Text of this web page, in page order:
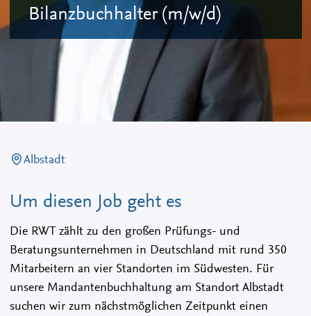
Bilanzbuchhalter (m/w/d)
Albstadt
Um diesen Job geht es
Die RWT zählt zu den großen Prüfungs- und
Beratungsunternehmen in Deutschland mit rund 350
Mitarbeitern an vier Standorten im Südwesten. Für
unsere Mandantenbuchhaltung am Standort Albstadt
suchen wir zum nächstmöglichen Zeitpunkt einen